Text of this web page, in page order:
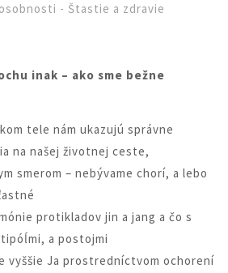
- Štastie a zdravie
inak – ako sme bežne
tele nám ukazujú správne
na našej životnej ceste,
smerom – nebývame chorí, a lebo
protikladov jin a jang a čo s
a postojmi
vyššie Ja prostredníctvom ochorení